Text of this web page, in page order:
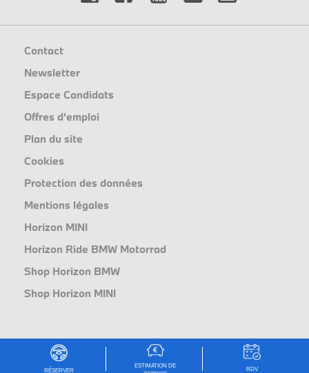
RÉSERVER
ESTIMATION DE
RDV
Contact
Newsletter
Espace Candidats
Offres d'emploi
Plan du site
Cookies
Protection des données
Mentions légales
Horizon MINI
Horizon Ride BMW Motorrad
Shop Horizon BMW
Shop Horizon MINI